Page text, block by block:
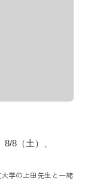
8（土）、
学の上田先生と一緒